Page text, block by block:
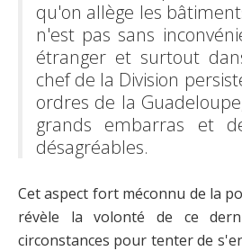
qu'on allège les
n'est pas sans
étranger et surtout
chef de la Division
ordres de la
grands embarras et
désagréables.
Cet aspect fort méconnu de la
révèle la volonté de ce
circonstances pour tenter de